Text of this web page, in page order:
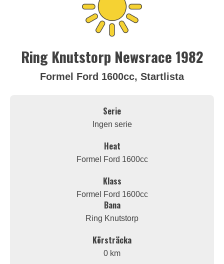
Ring Knutstorp Newsrace 1982
Formel Ford 1600cc, Startlista
Serie
Ingen serie
Heat
Formel Ford 1600cc
Klass
Formel Ford 1600cc
Bana
Ring Knutstorp
Körsträcka
0 km